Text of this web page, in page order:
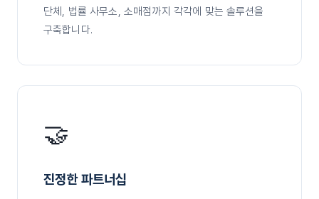
단체, 법률 사무소, 소매점까지 각각에 맞는 솔루션을
구축합니다.
🤝
진정한 파트너십